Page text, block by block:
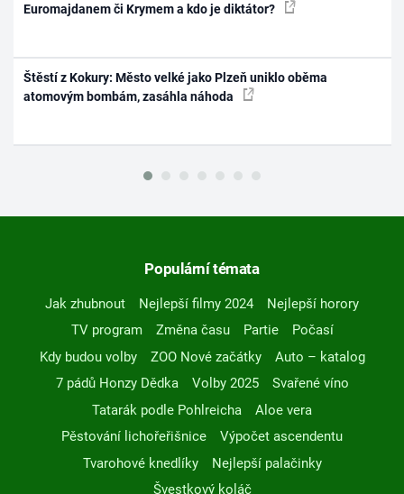
Euromajdanem či Krymem a kdo je diktátor?
Štěstí z Kokury: Město velké jako Plzeň uniklo oběma
atomovým bombám, zasáhla náhoda
Populární témata
Jak zhubnout Nejlepší filmy 2024
Nejlepší horory
TV program
Změna času Partie
Počasí
Kdy budou volby
ZOO Nové začátky
Auto – katalog
7 pádů Honzy Dědka
Volby 2025
Svařené víno
Tatarák podle Pohlreicha
Aloe vera
Pěstování lichořeřišnice
Výpočet ascendentu
Tvarohové knedlíky
Nejlepší palačinky
Švestkový koláč